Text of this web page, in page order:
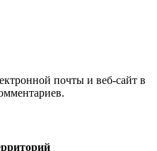
почты и веб-сайт в